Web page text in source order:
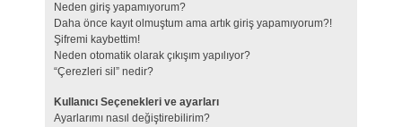
Neden giriş yapamıyorum?
Daha önce kayıt olmuştum ama artık giriş yapamıyorum?!
Şifremi kaybettim!
Neden otomatik olarak çıkışım yapılıyor?
“Çerezleri sil” nedir?
Kullanıcı Seçenekleri ve ayarları
Ayarlarımı nasıl değiştirebilirim?